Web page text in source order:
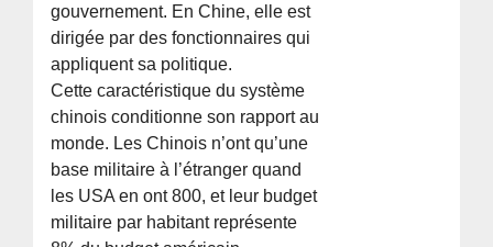
gouvernement. En Chine, elle est
dirigée par des fonctionnaires qui
appliquent sa politique.
Cette caractéristique du système
chinois conditionne son rapport au
monde. Les Chinois n’ont qu’une
base militaire à l’étranger quand
les USA en ont 800, et leur budget
militaire par habitant représente